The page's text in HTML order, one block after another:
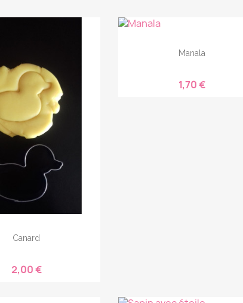
Canard
2,00 €
Manala
1,70 €